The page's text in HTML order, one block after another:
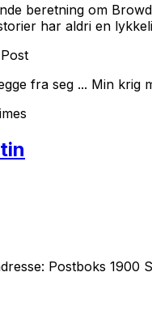
beretning om
har aldri en
fra seg ... Min krig
Postboks 1900